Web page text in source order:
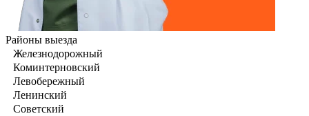
Районы выезда
Железнодорожный
Коминтерновский
Левобережный
Ленинский
Советский